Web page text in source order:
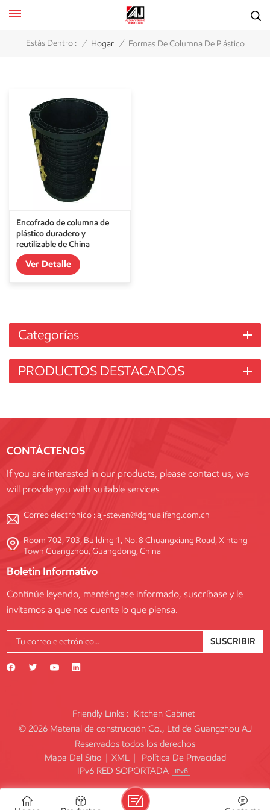
Estás Dentro : / Hogar / Formas De Columna De Plástico
Encofrado de columna de
plástico duradero y
reutilizable de China
Ver Detalle
Categorías
PRODUCTOS DESTACADOS
CONTÁCTENOS
If you are interested in our products, please contact us, we
will provide you with suitable services
Correo electrónico :aj-steven@dghualifeng.com.cn
Room 702, 703, Building 1, No. 8 Chuangxiang Road, Xintang
Town Guangzhou, Guangdong, China
Boletin Informativo
Continúe leyendo, manténgase informado, suscríbase y le
invitamos a que nos cuente lo que piensa.
SUSCRIBIR
Friendly Links : Kitchen Cabinet
© 2026 Material de construcción Co., Ltd de Guangzhou AJ
Reservados todos los derechos
Mapa Del Sitio | XML |
Política De Privacidad
IPv6 RED SOPORTADA